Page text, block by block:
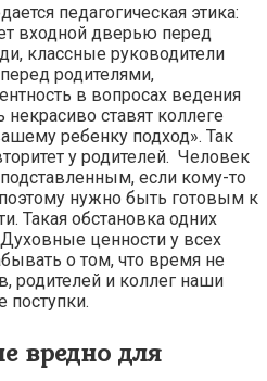
педагогическая этика:
входной дверью перед
классные руководители
родителями,
в вопросах ведения
ставят коллеге
ребенку подход». Так
у родителей. Человек
если кому-то
нужно быть готовым к
Такая обстановка одних
Духовные ценности у всех
о том, что время не
родителей и коллег наши
поступки.
вредно для